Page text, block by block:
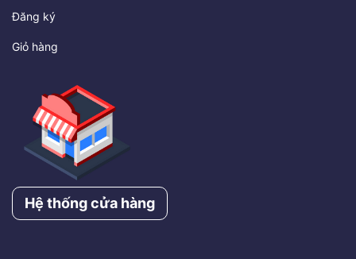
Đăng ký
Giỏ hàng
Hệ thống cửa hàng